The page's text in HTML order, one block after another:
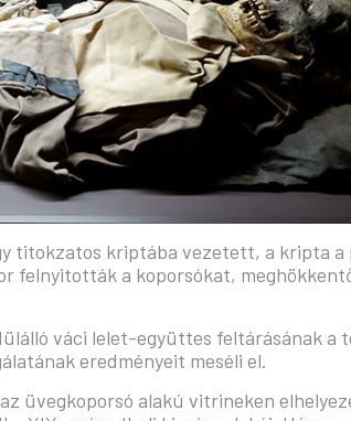
titokzatos kriptába vezetett, a kripta a
felnyitották a koporsókat,
váci lelet-együttes feltárásának a
eredményeit meséli el.
üvegkoporsó alakú vitrineken